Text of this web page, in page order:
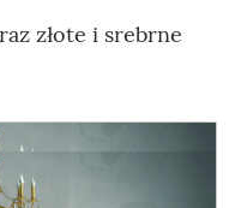
złote i srebrne